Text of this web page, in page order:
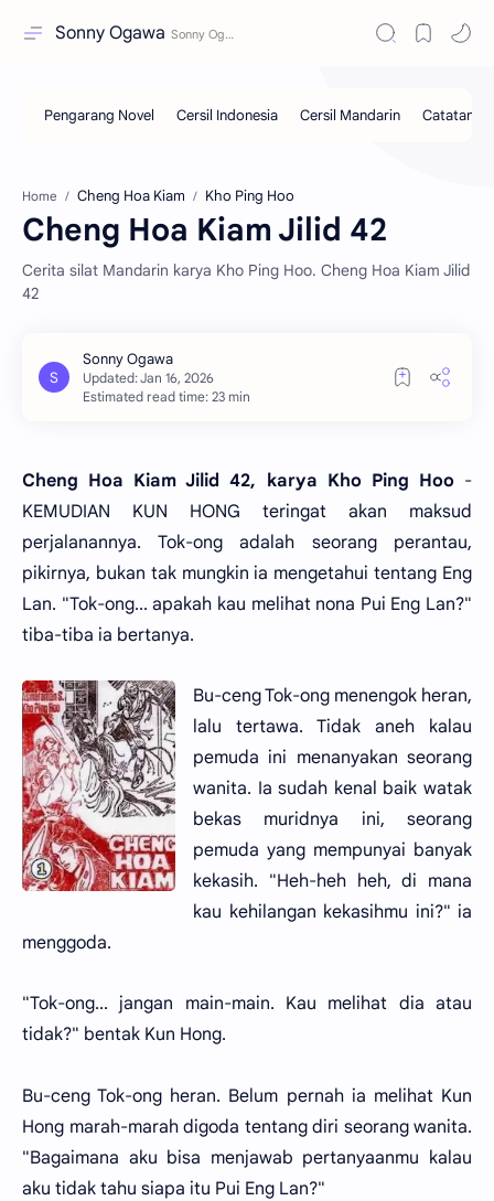
Sonny Ogawa
Home Cheng Hoa Kiam Kho Ping Hoo
Cheng Hoa Kiam Jilid 42
Cerita silat Mandarin karya Kho Ping Hoo. Cheng Hoa Kiam Jilid
42
Estimated read time: 23 min
Cheng Hoa Kiam Jilid 42, karya Kho Ping Hoo-
KEMUDIAN KUN HONG teringat akan maksud
perjalanannya. Tok-ong adalah seorang perantau,
pikirnya, bukan tak mungkin ia mengetahui tentang Eng
Lan. "Tok-ong... apakah kau melihat nona Pui Eng Lan?"
tiba-tiba ia bertanya.
Bu-ceng Tok-ong menengok heran,
lalu tertawa. Tidak aneh kalau
pemuda ini menanyakan seorang
wanita. Ia sudah kenal baik watak
bekas muridnya ini, seorang
pemuda yang mempunyai banyak
kekasih. "Heh-heh heh, di mana
kau kehilangan kekasihmu ini?" ia
menggoda.
"Tok-ong... jangan main-main. Kau melihat dia atau
tidak?" bentak Kun Hong.
Bu-ceng Tok-ong heran. Belum pernah ia melihat Kun
Hong marah-marah digoda tentang diri seorang wanita.
"Bagaimana aku bisa menjawab pertanyaanmu kalau
aku tidak tahu siapa itu Pui Eng Lan?"